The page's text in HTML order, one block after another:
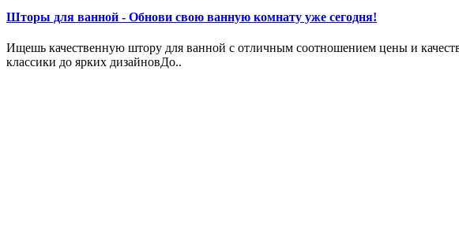
Шторы для ванной - Обнови свою ванную комнату уже сегодня!
Ищешь качественную штору для ванной с отличным соотношением цены и
классики до ярких дизайновДо..